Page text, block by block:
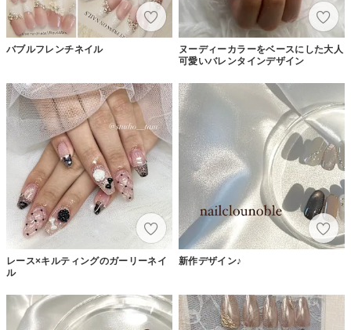
バブルフレンチネイル
ヌーディーカラーをベースにした大人
可愛いバレンタインデザイン
レース×キルティングのガーリーネイ
ル
新作デザイン♪